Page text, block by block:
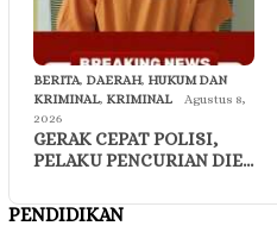
BERITA, DAERAH, HUKUM DAN
KRIMINAL, KRIMINAL
Agustus 8,
2026
GERAK CEPAT POLISI,
PELAKU PENCURIAN DIE…
PENDIDIKAN